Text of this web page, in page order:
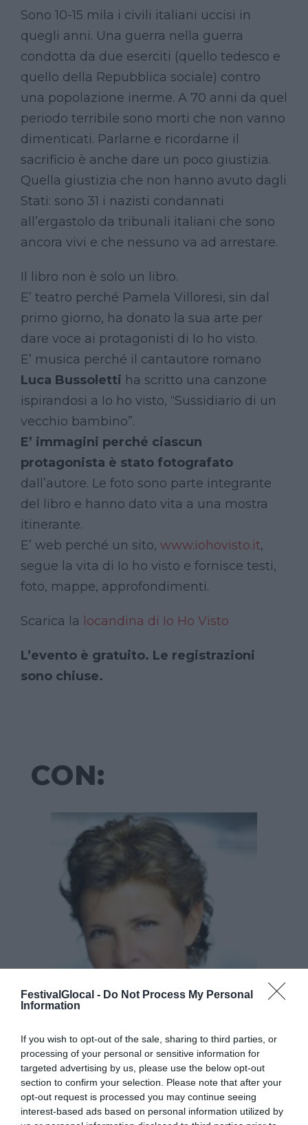
FestivalGlocal - Do Not Process My Personal
Information
If you wish to opt-out of the sale, sharing to third parties, or
processing of your personal or sensitive information for
targeted advertising by us, please use the below opt-out
section to confirm your selection. Please note that after your
opt-out request is processed you may continue seeing
interest-based ads based on personal information utilized by
Sono 10-15 mila i civili italiani uccisi in
quegli anni. Una guerra nella guerra
condotta da due eserciti (quello tedesco e
quello della Repubblica sociale) contro
una popolazione inerme. A 70 anni da quel
periodo terribile sono morti che non vanno
dimenticati. Parlarne e ricordarne il
sacrificio è anche dare un poco giustizia.
Quella giustizia che non hanno avuto dagli
Stati: sono 31 i nazisti condannati
all’ergastolo da tribunali italiani che sono
ancora vivi e che nessuno va ad arrestare.
Il libro non è solo un libro.
E’ teatro perché Pamela Villoresi, sin dal
primo giorno, ha donato la sua arte per
dare voce ai protagonisti di Io ho visto.
E’ musica perché il cantautore romano
Luca Bussoletti ha scritto una canzone
ispirandosi a Io ho visto, “Sussidiario di un
vecchio bambino”.
E’ immagini perché ciascun
protagonista è stato fotografato
dall’autore. Le foto sono parte integrante
del libro e hanno dato vita a una mostra
itinerante.
E’ web perché un sito, www.iohovisto.it,
segue la vita di Io ho visto e fornisce testi,
foto, mappe, approfondimenti.
Scarica la locandina di Io Ho Visto
L’evento è gratuito. Le registrazioni
sono chiuse.
CON:
PAMELA VILLORESI